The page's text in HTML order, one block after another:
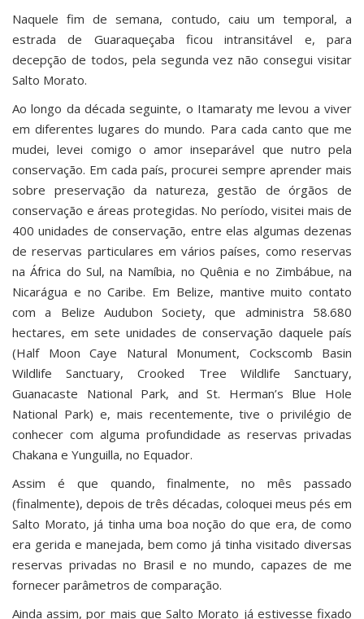
Naquele fim de semana, contudo, caiu um temporal, a
estrada de Guaraqueçaba ficou intransitável e, para
decepção de todos, pela segunda vez não consegui visitar
Salto Morato.
Ao longo da década seguinte, o Itamaraty me levou a viver
em diferentes lugares do mundo. Para cada canto que me
mudei, levei comigo o amor inseparável que nutro pela
conservação. Em cada país, procurei sempre aprender mais
sobre preservação da natureza, gestão de órgãos de
conservação e áreas protegidas. No período, visitei mais de
400 unidades de conservação, entre elas algumas dezenas
de reservas particulares em vários países, como reservas
na África do Sul, na Namíbia, no Quênia e no Zimbábue, na
Nicarágua e no Caribe. Em Belize, mantive muito contato
com a Belize Audubon Society, que administra 58.680
hectares, em sete unidades de conservação daquele país
(Half Moon Caye Natural Monument, Cockscomb Basin
Wildlife Sanctuary, Crooked Tree Wildlife Sanctuary,
Guanacaste National Park, and St. Herman’s Blue Hole
National Park) e, mais recentemente, tive o privilégio de
conhecer com alguma profundidade as reservas privadas
Chakana e Yunguilla, no Equador.
Assim é que quando, finalmente, no mês passado
(finalmente), depois de três décadas, coloquei meus pés em
Salto Morato, já tinha uma boa noção do que era, de como
era gerida e manejada, bem como já tinha visitado diversas
reservas privadas no Brasil e no mundo, capazes de me
fornecer parâmetros de comparação.
Ainda assim, por mais que Salto Morato já estivesse fixado